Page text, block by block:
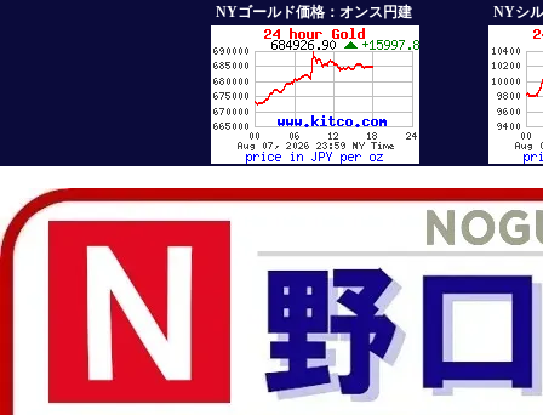
NYゴールド価格：オンス円建 NYシ